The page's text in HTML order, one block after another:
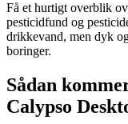
Få et hurtigt overblik
pesticidfund og
drikkevand, men dyk
boringer.
Sådan
Calypso